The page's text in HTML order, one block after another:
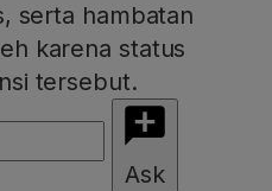
serta hambatan
karena status
tersebut.
Ask